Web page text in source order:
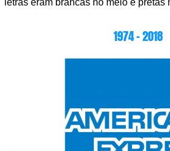
1974 – 2018